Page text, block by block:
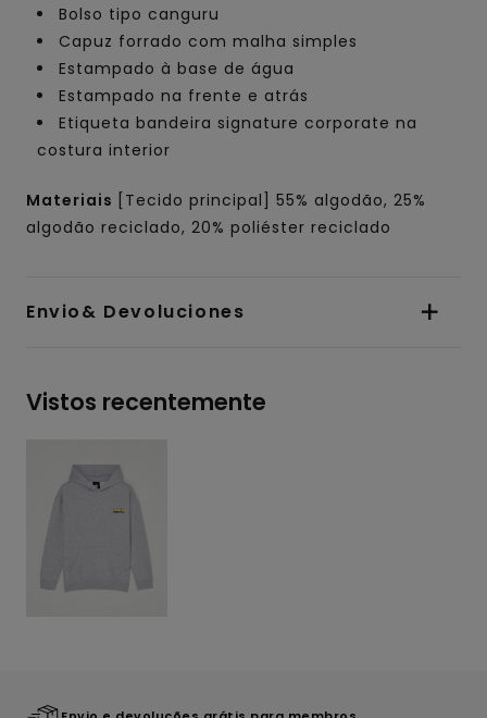
Bolso tipo canguru
Capuz forrado com malha simples
Estampado à base de água
Estampado na frente e atrás
Etiqueta bandeira signature corporate na
costura interior
Materiais
[Tecido principal] 55% algodão, 25%
algodão reciclado, 20% poliéster reciclado
Envio& Devoluciones
Vistos recentemente